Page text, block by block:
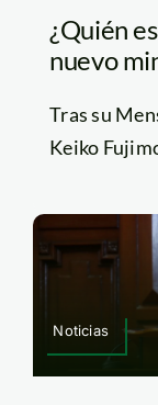
¿Quién
nuevo
Tras su
Keiko
Noticias